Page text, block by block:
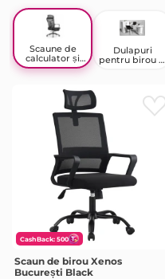
Scaune de
calculator și
de birou
Dulapuri
pentru birou și
CashBack: 500
Scaun de birou Xenos
București Black